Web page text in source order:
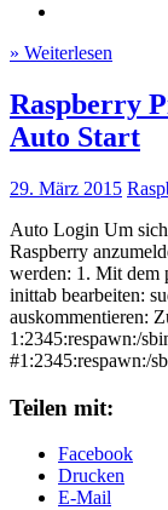
» Weiterlesen
Raspberry
Auto Start
29. März 2015
Auto Login Um
Raspberry
werden: 1. Mit dem
inittab bearbeiten:
auskommentieren:
1:2345:respawn:/
#1:2345:respawn:/
Teilen mit:
Facebook
Drucken
E-Mail